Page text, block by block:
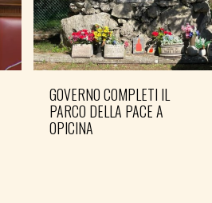
GOVERNO COMPLETI IL
PARCO DELLA PACE A
OPICINA